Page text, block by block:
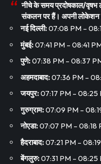
नीचे के समयप्रदोषकाल/वृषभ
संकलन पर हैं। अपनी
नई दिल्ली:07:08 PM –
मुंबई:07:41 PM – 08:41
पुणे:07:38 PM – 08:37
अहमदाबाद:07:36 PM –
जयपुर:07:17 PM – 08:25
गुरुग्राम:07:09 PM –
नोएडा:07:07 PM – 08:18
हैदराबाद:07:21 PM –
बेंगलुरु:07:31 PM – 08:25